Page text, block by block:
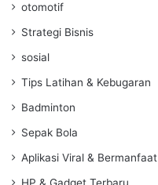
otomotif
Strategi Bisnis
sosial
Tips Latihan & Kebugaran
Badminton
Sepak Bola
Aplikasi Viral & Bermanfaat